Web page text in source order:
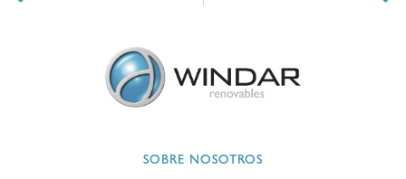
SOBRE NOSOTROS